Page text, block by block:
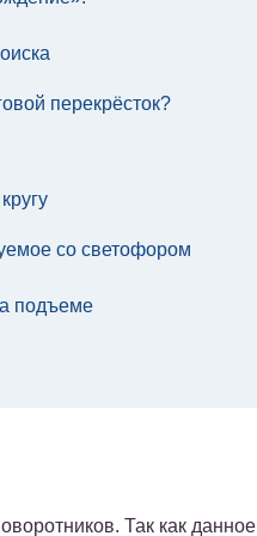
перекрёсток?
со светофором
подъеме
Так как данное